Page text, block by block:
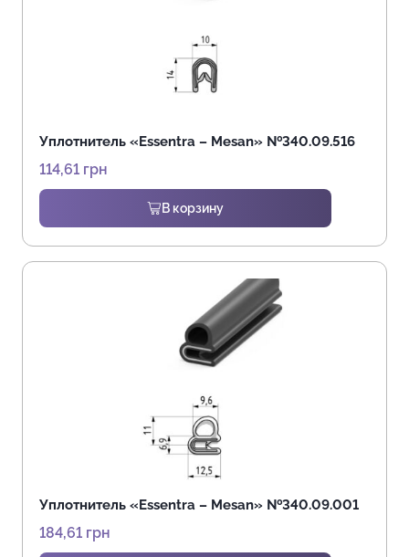
Уплотнитель «Essentra – Mesan» №340.09.516
114,61 грн
В корзину
Уплотнитель «Essentra – Mesan» №340.09.001
184,61 грн